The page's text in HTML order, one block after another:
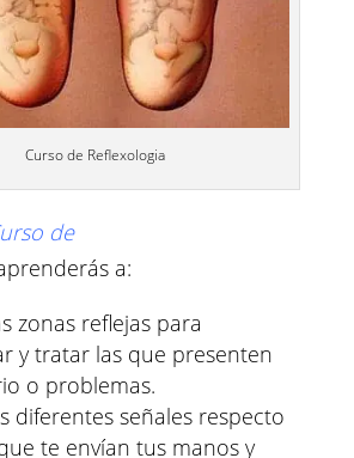
Curso de Reflexologia
de
a:
zonas reflejas para
y tratar las que presenten
o problemas.
diferentes señales respecto
te envían tus manos y